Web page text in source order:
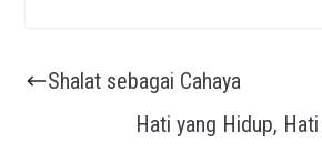
Shalat sebagai Cahaya
Hati yang Hidup,